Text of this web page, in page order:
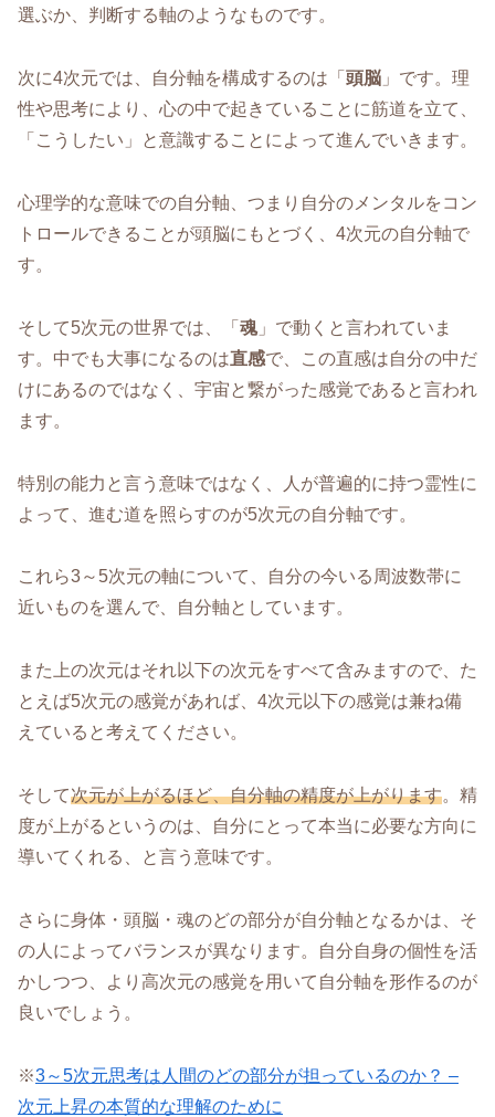
選ぶか、判断する軸のようなものです。
次に4次元では、自分軸を構成するのは「 頭脳 」です。理
性や思考により、心の中で起きていることに筋道を立て、
「こうしたい」と意識することによって進んでいきます。
心理学的な意味での自分軸、つまり自分のメンタルをコン
トロールできることが頭脳にもとづく、4次元の自分軸で
す。
そして5次元の世界では、「 魂」で動くと言われていま
す。中でも大事になるのは直感で、この直感は自分の中だ
けにあるのではなく、宇宙と繋がった感覚であると言われ
ます。
特別の能力と言う意味ではなく、人が普遍的に持つ霊性に
よって、進む道を照らすのが5次元の自分軸です。
これら3～5次元の軸について、自分の今いる周波数帯に
近いものを選んで、自分軸としています。
また上の次元はそれ以下の次元をすべて含みますので、た
とえば5次元の感覚があれば、4次元以下の感覚は兼ね備
えていると考えてください。
そして次元が上がるほど、自分軸の精度が上がります。精
度が上がるというのは、自分にとって本当に必要な方向に
導いてくれる、と言う意味です。
さらに身体・頭脳・魂のどの部分が自分軸となるかは、そ
の人によってバランスが異なります。自分自身の個性を活
かしつつ、より高次元の感覚を用いて自分軸を形作るのが
良いでしょう。
※3～5次元思考は人間のどの部分が担っているのか？ –
次元上昇の本質的な理解のために